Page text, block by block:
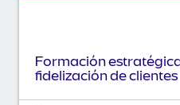
Formación
fidelización de clientes